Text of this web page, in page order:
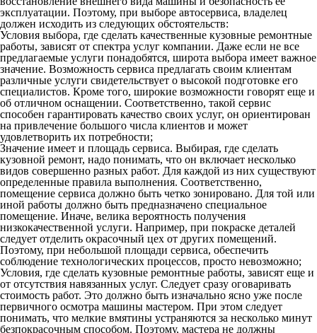
эксплуатации. Поэтому, при выборе автосервиса, владелец
должен исходить из следующих обстоятельств:
Условия выбора, где сделать качественные кузовные ремонтные
работы, зависят от спектра услуг компании. Даже если не все
предлагаемые услуги понадобятся, широта выбора имеет важное
значение. Возможность сервиса предлагать своим клиентам
различные услуги свидетельствует о высокой подготовке его
специалистов. Кроме того, широкие возможности говорят еще и
об отличном оснащении. Соответственно, такой сервис
способен гарантировать качество своих услуг, он ориентирован
на привлечение большого числа клиентов и может
удовлетворить их потребности;
Значение имеет и площадь сервиса. Выбирая, где сделать
кузовной ремонт, надо понимать, что он включает несколько
видов совершенно разных работ. Для каждой из них существуют
определенные правила выполнения. Соответственно,
помещение сервиса должно быть четко зонировано. Для той или
иной работы должно быть предназначено специальное
помещение. Иначе, велика вероятность получения
низкокачественной услуги. Например, при покраске деталей
следует отделить окрасочный цех от других помещений.
Поэтому, при небольшой площади сервиса, обеспечить
соблюдение технологических процессов, просто невозможно;
Условия, где сделать кузовные ремонтные работы, зависят еще и
от отсутствия навязанных услуг. Следует сразу оговаривать
стоимость работ. Это должно быть изначально ясно уже после
первичного осмотра машины мастером. При этом следует
понимать, что мелкие вмятины устраняются за несколько минут
безпокрасочным способом. Поэтому, мастера не должны